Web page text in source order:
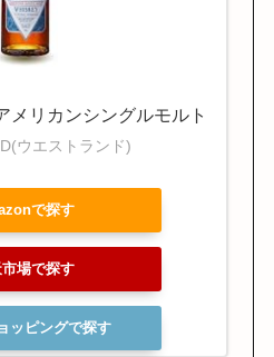
リカンシングルモルト
ウエストランド)
で探す
場で探す
ッピングで探す